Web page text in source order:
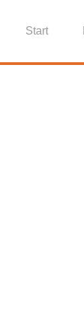
Start